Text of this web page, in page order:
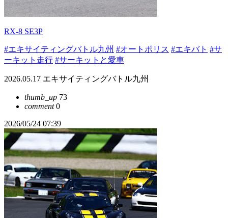
RX-8 SE3P
#エキサイティングバトル九州 #オートポリス #エキバト #サ
ーキット走行 #サーキットと愛車
2026.05.17 エキサイティングバトル九州
thumb_up 73
comment0
2026/05/24 07:39